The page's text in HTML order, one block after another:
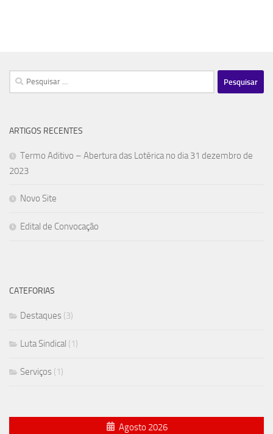
Pesquisar
por:
ARTIGOS RECENTES
Termo Aditivo – Abertura das Lotérica no dia 31 dezembro de
2023
Novo Site
Edital de Convocação
CATEFORIAS
Destaques (3)
Luta Sindical (1)
Serviços (1)
Agosto 2026